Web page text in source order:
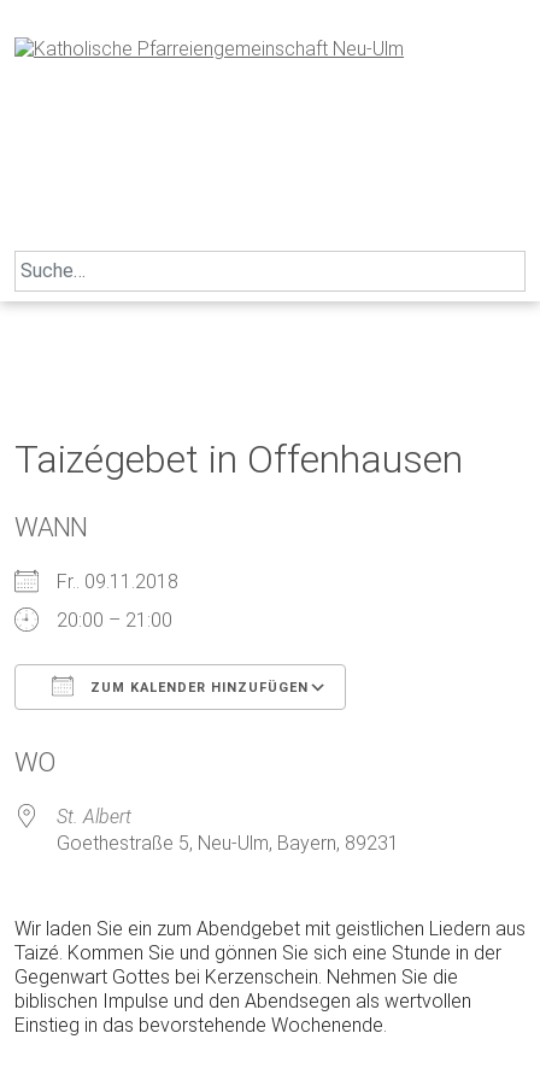
to
content
Search
for:
Taizégebet in Offenhausen
WANN
Fr.. 09.11.2018
20:00 – 21:00
ZUM KALENDER HINZUFÜGEN
WO
St. Albert
Goethestraße 5, Neu-Ulm, Bayern, 89231
Wir laden Sie ein zum Abendgebet mit geistlichen Liedern aus
Taizé. Kommen Sie und gönnen Sie sich eine Stunde in der
Gegenwart Gottes bei Kerzenschein. Nehmen Sie die
biblischen Impulse und den Abendsegen als wertvollen
Einstieg in das bevorstehende Wochenende.